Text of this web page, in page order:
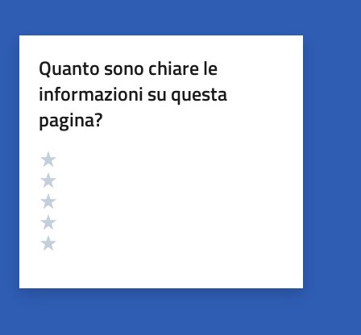
Quanto sono chiare le
informazioni su questa
pagina?
Valutazione